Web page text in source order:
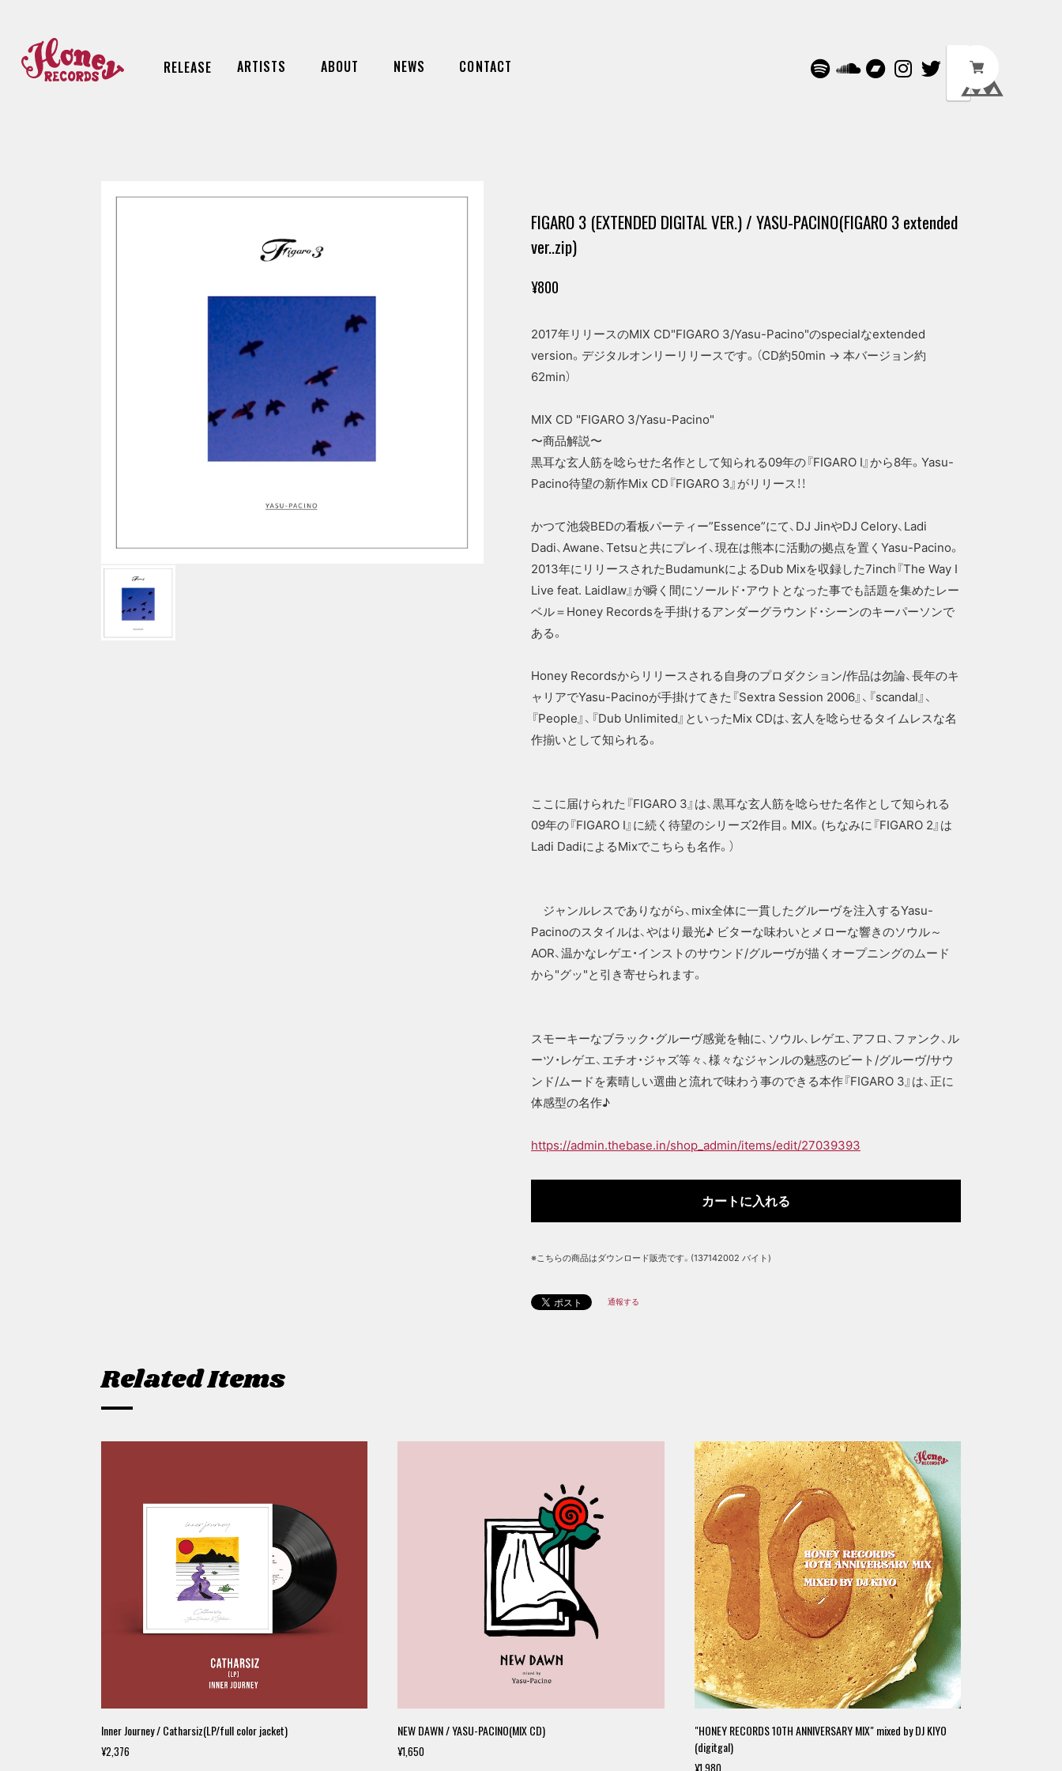
RELEASE ARTISTS ABOUT NEWS CONTACT
FIGARO 3 (EXTENDED DIGITAL VER.) / YASU-PACINO(FIGARO 3 extended
ver..zip)
¥800
2017年リリースのMIX CD"FIGARO 3/Yasu-Pacino"のspecialなextended
version。デジタルオンリーリリースです。（CD約50min → 本バージョン約
62min）
MIX CD "FIGARO 3/Yasu-Pacino"
〜商品解説〜
黒耳な玄人筋を唸らせた名作として知られる09年の『FIGARO Ⅰ』から8年。Yasu-
Pacino待望の新作Mix CD『FIGARO 3』がリリース！！
かつて池袋BEDの看板パーティー”Essence”にて、DJ JinやDJ Celory、Ladi
Dadi、Awane、Tetsuと共にプレイ、現在は熊本に活動の拠点を置くYasu-Pacino。
2013年にリリースされたBudamunkによるDub Mixを収録した7inch『The Way I
Live feat. Laidlaw』が瞬く間にソールド・アウトとなった事でも話題を集めたレー
ベル＝Honey Recordsを手掛けるアンダーグラウンド・シーンのキーパーソンで
ある。
Honey Recordsからリリースされる自身のプロダクション/作品は勿論、長年のキ
ャリアでYasu-Pacinoが手掛けてきた『Sextra Session 2006』、『scandal』、
『People』、『Dub Unlimited』といったMix CDは、玄人を唸らせるタイムレスな名
作揃いとして知られる。
ここに届けられた『FIGARO 3』は、黒耳な玄人筋を唸らせた名作として知られる
09年の『FIGARO Ⅰ』に続く待望のシリーズ2作目。MIX。(ちなみに『FIGARO 2』は
Ladi DadiによるMixでこちらも名作。）
ジャンルレスでありながら、mix全体に一貫したグルーヴを注入するYasu-
Pacinoのスタイルは、やはり最光♪ ビターな味わいとメローな響きのソウル～
AOR、温かなレゲエ・インストのサウンド/グルーヴが描くオープニングのムード
から"グッ"と引き寄せられます。
スモーキーなブラック・グルーヴ感覚を軸に、ソウル、レゲエ、アフロ、ファンク、ル
ーツ・レゲエ、エチオ・ジャズ等々、様々なジャンルの魅惑のビート/グルーヴ/サウ
ンド/ムードを素晴しい選曲と流れで味わう事のできる本作『FIGARO 3』は、正に
体感型の名作♪
https://admin.thebase.in/shop_admin/items/edit/27039393
※こちらの商品はダウンロード販売です。(137142002 バイト)
通報する
Related Items
Inner Journey / Catharsiz(LP/full color jacket)
¥2,376
NEW DAWN / YASU-PACINO(MIX CD)
¥1,650
"HONEY RECORDS 10TH ANNIVERSARY MIX" mixed by DJ KIYO
(digitgal)
¥1,980